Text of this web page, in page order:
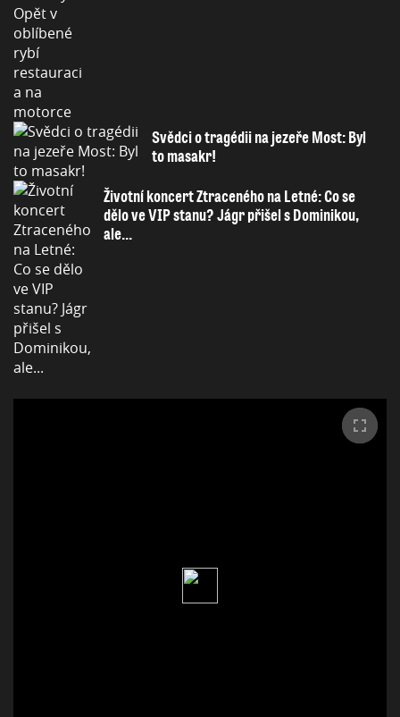
Svědci o tragédii na jezeře Most: Byl
to masakr!
Životní koncert Ztraceného na Letné: Co se
dělo ve VIP stanu? Jágr přišel s Dominikou,
ale...